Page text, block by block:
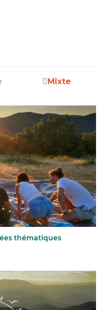
Mixte
thématiques